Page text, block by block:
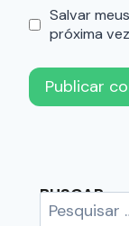
Salvar
próxima
BUSCAR